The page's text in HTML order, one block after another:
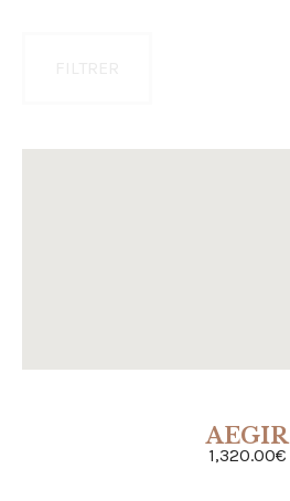
AEGIR
1,320.00€
ACHETER